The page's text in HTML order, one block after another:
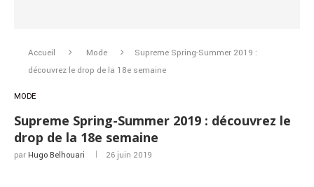
Accueil Mode
Supreme Spring-Summer 2019 :
découvrez le drop de la 18e semaine
MODE
Supreme Spring-Summer 2019 : découvrez le
drop de la 18e semaine
par Hugo Belhouari 26 juin 2019